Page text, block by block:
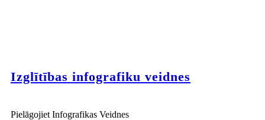
Izglītības infografiku veidnes
Pielāgojiet Infografikas Veidnes